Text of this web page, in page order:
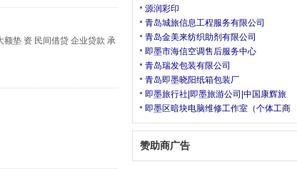
垫 资 民间借贷 企业贷款 承
源润彩印
青岛城旅信息工程服务有限公司
青岛金美来纺织助剂有限公司
即墨市海信空调售后服务中心
青岛瑞发包装有限公司
青岛即墨晓阳纸箱包装厂
即墨旅行社|即墨旅游公司|中国康辉旅
即墨区暗块电脑维修工作室（个体工商
赞助商广告